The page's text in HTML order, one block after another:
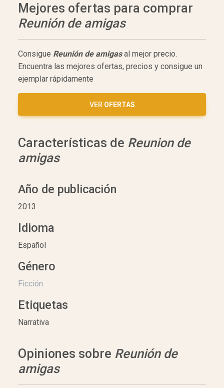
Mejores ofertas para comprar
Reunión de amigas
Consigue Reunión de amigasal mejor precio.
Encuentra las mejores ofertas, precios y consigue un
ejemplar rápidamente
VER OFERTAS
Características de Reunion de
amigas
Año de publicación
2013
Idioma
Español
Género
Ficción
Etiquetas
Narrativa
Opiniones sobre Reunión de
amigas